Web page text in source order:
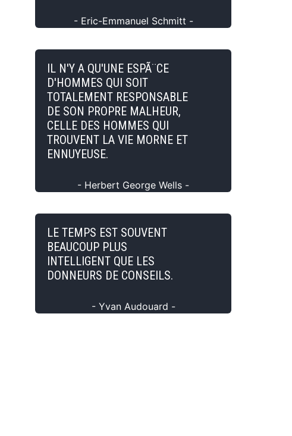
- Eric-Emmanuel Schmitt -
IL N'Y A QU'UNE ESPÃ¨CE
D'HOMMES QUI SOIT
TOTALEMENT RESPONSABLE
DE SON PROPRE MALHEUR,
CELLE DES HOMMES QUI
TROUVENT LA VIE MORNE ET
ENNUYEUSE.
- Herbert George Wells -
LE TEMPS EST SOUVENT
BEAUCOUP PLUS
INTELLIGENT QUE LES
DONNEURS DE CONSEILS.
- Yvan Audouard -